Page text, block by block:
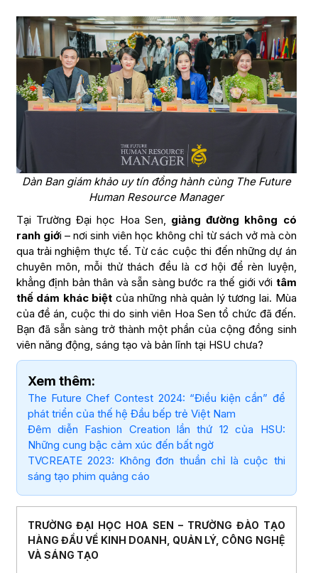
Dàn Ban giám khảo uy tín đồng hành cùng The Future
Human Resource Manager
Tại Trường Đại học Hoa Sen, giảng đường không có
ranh giới – nơi sinh viên học không chỉ từ sách vở mà còn
qua trải nghiệm thực tế. Từ các cuộc thi đến những dự án
chuyên môn, mỗi thử thách đều là cơ hội để rèn luyện,
khẳng định bản thân và sẵn sàng bước ra thế giới với tâm
thế dám khác biệt của những nhà quản lý tương lai. Mùa
của đề án, cuộc thi do sinh viên Hoa Sen tổ chức đã đến.
Bạn đã sẵn sàng trở thành một phần của cộng đồng sinh
viên năng động, sáng tạo và bản lĩnh tại HSU chưa?
Xem thêm:
The Future Chef Contest 2024: “Điều kiện cần” để
phát triển của thế hệ Đầu bếp trẻ Việt Nam
Đêm diễn Fashion Creation lần thứ 12 của HSU:
Những cung bậc cảm xúc đến bất ngờ
TVCREATE 2023: Không đơn thuần chỉ là cuộc thi
sáng tạo phim quảng cáo
TRƯỜNG ĐẠI HỌC HOA SEN – TRƯỜNG ĐÀO TẠO
HÀNG ĐẦU VỀ KINH DOANH, QUẢN LÝ, CÔNG NGHỆ
VÀ SÁNG TẠO